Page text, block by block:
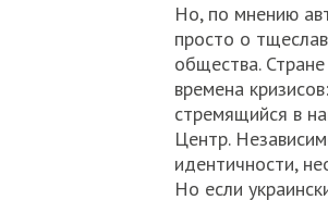
Но, по мнению
просто о
общества.
времена
стремящийся в
Центр.
идентичности,
Но если